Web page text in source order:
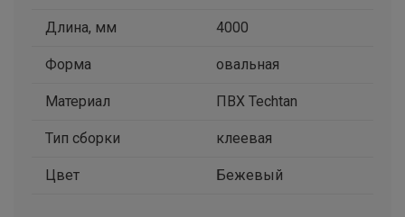
Длина, мм 4000
Форма овальная
Материал ПВХ Techtan
Тип сборки клеевая
Цвет Бежевый